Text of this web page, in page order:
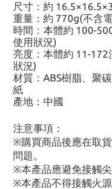
尺寸：約
重量：約 770g(不含
時間：本體約 100-
使用狀況)
亮度：本體約 11-172
狀況)
材質：ABS樹脂、聚
紙
產地：中國
注意事項：
※購買商品後應在取
問題。
※本產品應避免接觸
※本產品不得接觸火